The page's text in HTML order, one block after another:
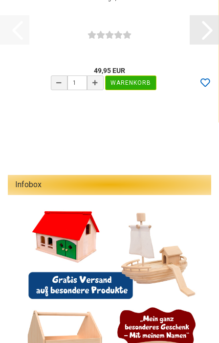
49,95 EUR
WARENKORB
Infobox